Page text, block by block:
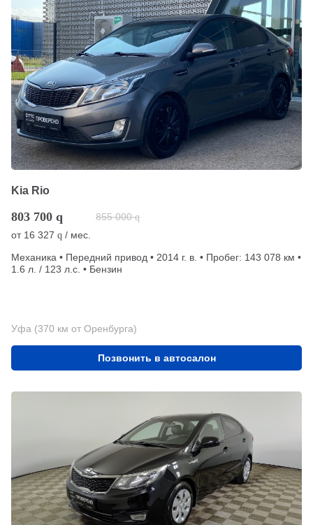
Kia Rio
803 700 q 855 000 q
от 16 327 q / мес.
Механика • Передний привод • 2014 г. в. • Пробег: 143 078 км •
1.6 л. / 123 л.с. • Бензин
Уфа (370 км от Оренбурга)
Позвонить в автосалон